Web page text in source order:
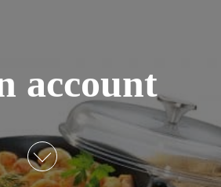
account